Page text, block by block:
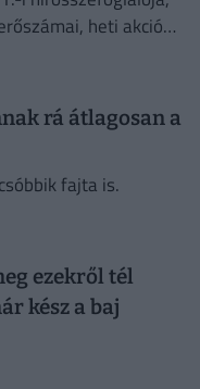
heti akciók
rá átlagosan a
fajta is.
ezekről tél
kész a baj